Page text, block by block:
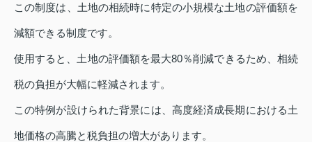
この制度は、土地の相続時に特定の小規模な土地の評価額を
減額できる制度です。
使用すると、土地の評価額を最大80％削減できるため、相続
税の負担が大幅に軽減されます。
この特例が設けられた背景には、高度経済成長期における土
地価格の高騰と税負担の増大があります。